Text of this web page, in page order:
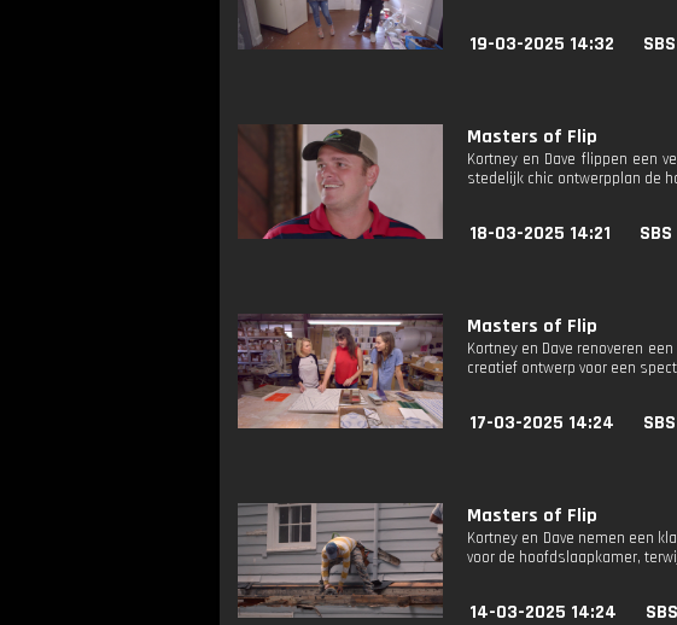
19-03-2025 14:32 SBS
Masters of Flip
Kortney en Dave flippen een
stedelijk chic ontwerpplan de
18-03-2025 14:21 SBS
Masters of Flip
Kortney en Dave renoveren
creatief ontwerp voor een
17-03-2025 14:24 SBS
Masters of Flip
Kortney en Dave nemen een
voor de hoofdslaapkamer,
14-03-2025 14:24 SBS